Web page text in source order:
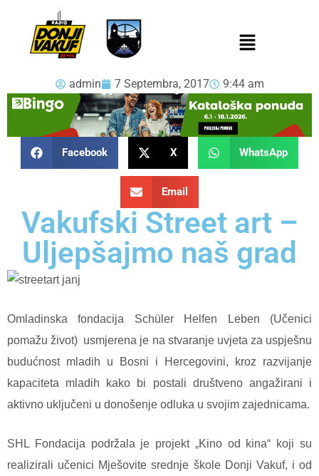
admin 7 Septembra, 2017 9:44 am
Facebook X WhatsApp
Email
Vakufski Street art –
Uljepšajmo naš grad
Omladinska fondacija Schüler Helfen Leben (Učenici
pomažu život) usmjerena je na stvaranje uvjeta za uspješnu
budućnost mladih u Bosni i Hercegovini, kroz razvijanje
kapaciteta mladih kako bi postali društveno angažirani i
aktivno uključeni u donošenje odluka u svojim zajednicama.
SHL Fondacija podržala je projekt „Kino od kina“ koji su
realizirali učenici Mješovite srednje škole Donji Vakuf, i od